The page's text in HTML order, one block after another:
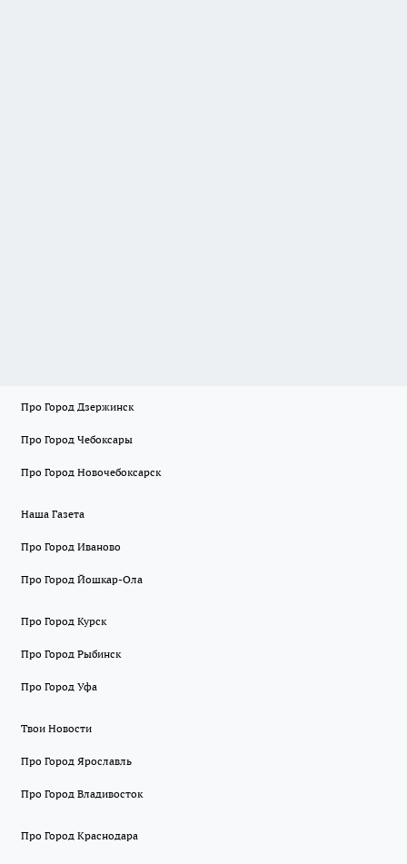
Про Город Дзержинск
Про Город Чебоксары
Про Город Новочебоксарск
Наша Газета
Про Город Иваново
Про Город Йошкар-Ола
Про Город Курск
Про Город Рыбинск
Про Город Уфа
Твои Новости
Про Город Ярославль
Про Город Владивосток
Про Город Краснодара